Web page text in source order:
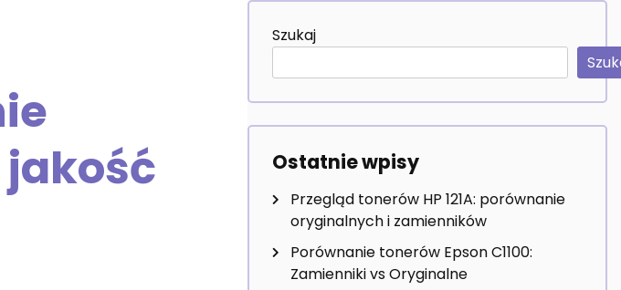
Szukaj
Ostatnie wpisy
Przegląd tonerów HP 121A: porównanie
oryginalnych i zamienników
Porównanie tonerów Epson C1100:
Zamienniki vs Oryginalne